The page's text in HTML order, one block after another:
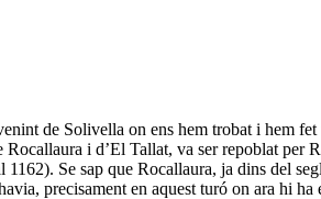
de Solivella on ens hem trobat i hem
i d’El Tallat, va ser repoblat per
Se sap que Rocallaura, ja dins del
precisament en aquest turó on ara hi ha